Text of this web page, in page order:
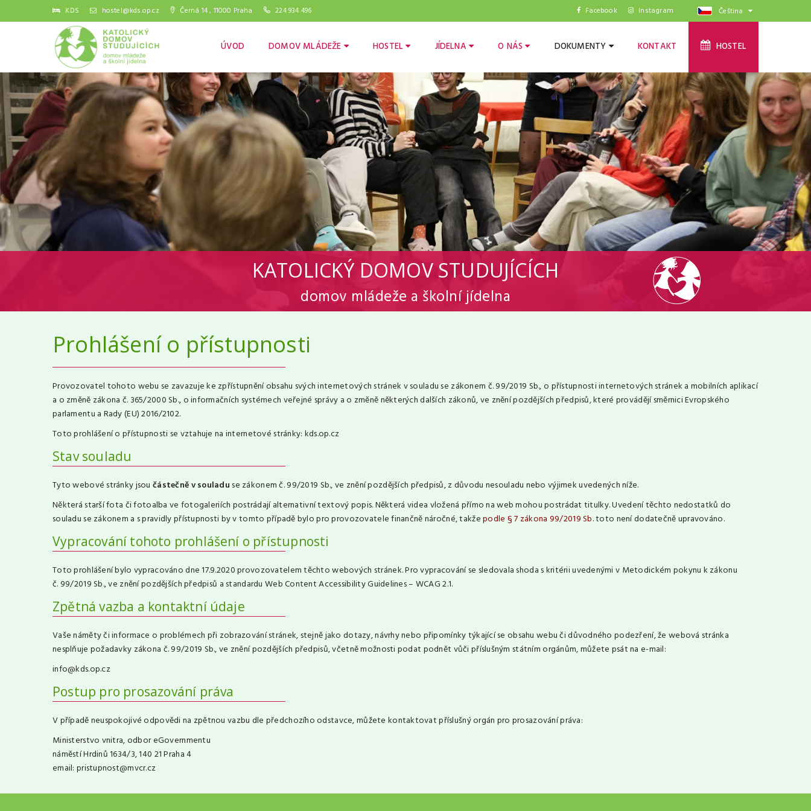
KDS hostel@kds.op.cz Černá 14 , 11000 Praha 224 934 496 Facebook Instagram Čeština
ÚVOD DOMOV MLÁDEŽE HOSTEL JÍDELNA O NÁS DOKUMENTY KONTAKT HOSTEL
KATOLICKÝ DOMOV STUDUJÍCÍCH
domov mládeže a školní jídelna
Prohlášení o přístupnosti
Provozovatel tohoto webu se zavazuje ke zpřístupnění obsahu svých internetových stránek v souladu se zákonem č. 99/2019 Sb., o přístupnosti internetových stránek a mobilních aplikací
a o změně zákona č. 365/2000 Sb., o informačních systémech veřejné správy a o změně některých dalších zákonů, ve znění pozdějších předpisů, které provádějí směrnici Evropského
parlamentu a Rady (EU) 2016/2102.
Toto prohlášení o přístupnosti se vztahuje na internetové stránky: kds.op.cz
Stav souladu
Tyto webové stránky jsou částečně v souladu se zákonem č. 99/2019 Sb., ve znění pozdějších předpisů, z důvodu nesouladu nebo výjimek uvedených níže.
Některá starší fota či fotoalba ve fotogaleriích postrádají alternativní textový popis. Některá videa vložená přímo na web mohou postrádat titulky. Uvedení těchto nedostatků do
souladu se zákonem a s pravidly přístupnosti by v tomto případě bylo pro provozovatele finančně náročné, takžepodle § 7 zákona 99/2019 Sb.toto není dodatečně upravováno.
Vypracování tohoto prohlášení o přístupnosti
Toto prohlášení bylo vypracováno dne 17.9.2020 provozovatelem těchto webových stránek. Pro vypracování se sledovala shoda s kritérii uvedenými v Metodickém pokynu k zákonu
č. 99/2019 Sb., ve znění pozdějších předpisů a standardu Web Content Accessibility Guidelines – WCAG 2.1.
Zpětná vazba a kontaktní údaje
Vaše náměty či informace o problémech při zobrazování stránek, stejně jako dotazy, návrhy nebo připomínky týkající se obsahu webu či důvodného podezření, že webová stránka
nesplňuje požadavky zákona č. 99/2019 Sb., ve znění pozdějších předpisů, včetně možnosti podat podnět vůči příslušným státním orgánům, můžete psát na e-mail:
info@kds.op.cz
Postup pro prosazování práva
V případě neuspokojivé odpovědi na zpětnou vazbu dle předchozího odstavce, můžete kontaktovat příslušný orgán pro prosazování práva:
Ministerstvo vnitra, odbor eGovernmentu
náměstí Hrdinů 1634/3, 140 21 Praha 4
email: pristupnost@mvcr.cz